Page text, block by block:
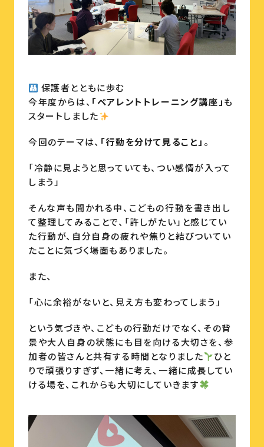
保護者とともに歩む
今年度からは、 「ペアレントトレーニング講座」も
スタートしました
今回のテーマは、 「行動を分けて見ること」 。
「冷静に見ようと思っていても、つい感情が入って
しまう」
そんな声も聞かれる中、こどもの行動を書き出し
て整理してみることで、「許しがたい」と感じてい
た行動が、自分自身の疲れや焦りと結びついてい
たことに気づく場面もありました。
また、
「心に余裕がないと、見え方も変わってしまう」
という気づきや、こどもの行動だけでなく、その背
景や大人自身の状態にも目を向ける大切さを、参
加者の皆さんと共有する時間となりました
ひと
りで頑張りすぎず、一緒に考え、一緒に成長してい
ける場を、これからも大切にしていきます